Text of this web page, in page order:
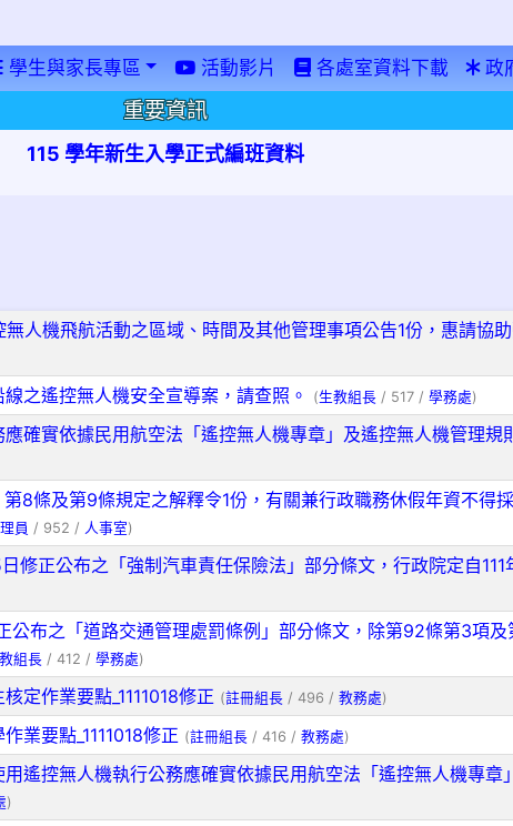
學生與家長專區 活動影片 各處室資料下載 政
重要資訊
115 學年新生入學正式編班資料
人機飛航活動之區域、時間及其他管理事項公告1份，惠請協
之遙控無人機安全宣導案，請查照。 (生教組長/ 517 / 學務處)
確實依據民用航空法「遙控無人機專章」及遙控無人機管理規
8條及第9條規定之解釋令1份，有關兼行政職務休假年資不得
員 / 952 / 人事室)
修正公布之「強制汽車責任保險法」部分條文，行政院定自
公布之「道路交通管理處罰條例」部分條文，除第92條第3項
組長 / 412 / 學務處)
定作業要點_1111018修正 (註冊組長/ 496 / 教務處)
業要點_1111018修正 (註冊組長/ 416 / 教務處)
遙控無人機執行公務應確實依據民用航空法「遙控無人機專章
)